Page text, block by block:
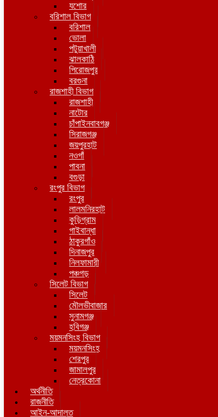
যশোর
বরিশাল বিভাগ
বরিশাল
ভোলা
পটুয়াখালী
ঝালকাঠি
পিরোজপুর
বরগুনা
রাজশাহী বিভাগ
রাজশাহী
নাটোর
চাঁপাইনবাবগঞ্জ
সিরাজগঞ্জ
জয়পুরহাট
নওগাঁ
পাবনা
বগুড়া
রংপুর বিভাগ
রংপুর
লালমনিরহাট
কুড়িগ্রাম
গাইবান্ধা
ঠাকুরগাঁও
দিনাজপুর
নিলফামারী
পঞ্চগড়
সিলেট বিভাগ
সিলেট
মৌলভীবাজার
সুনামগঞ্জ
হবিগঞ্জ
ময়মনসিংহ বিভাগ
ময়মনসিংহ
শেরপুর
জামালপুর
নেত্রকোনা
অর্থনীতি
রাজনীতি
আইন-আদালত